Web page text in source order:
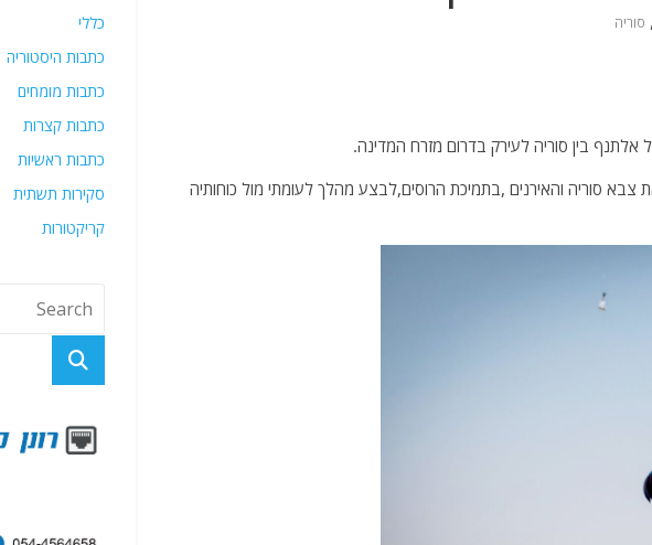
, סוריה
בין סוריה לעירק בדרום מזרח המדינה.
סוריה והאירנים ,בתמיכת הרוסים,לבצע מהלך לעומתי מול כוחותיה
כללי
כתבות היסטוריה
כתבות מומחים
כתבות קצרות
כתבות ראשיות
סקירות תשתית
קריקטורות